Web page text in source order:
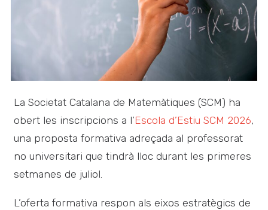
La Societat Catalana de Matemàtiques (SCM) ha
obert les inscripcions a l’Escola d’Estiu SCM 2026,
una proposta formativa adreçada al professorat
no universitari que tindrà lloc durant les primeres
setmanes de juliol.
L’oferta formativa respon als eixos estratègics de